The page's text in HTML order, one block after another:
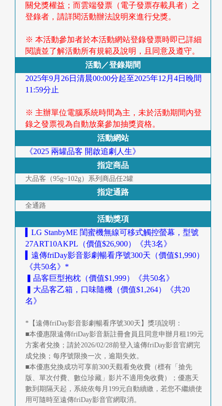
關兌獎權益；而雲端發票（電子發票存載具者）之
登錄者，請詳閱活動辦法說明來進行兌獎。
※ 本活動參加者於本活動網站登錄發票時即已詳細
閱讀並了解活動所有規範及說明，且同意及遵守。
活動／登錄期間
2025年9月26日清晨00:00分起至2025年12月4日晚間
11:59分止
※ 主辦單位電腦系統時間為主，未於活動期間內登
錄之發票視為自動放棄參加抽獎資格。
活動網站
《2025 兩罐品客 開啟追劇人生》
指定商品
大品客（95g~102g）系列商品任2罐
指定通路
全通路
活動獎項
▍LG StanbyME 閨蜜機無線可移式觸控螢幕，型號
27ART10AKPL（價值$26,900）《共3名》
▍遠傳friDay影音影劇暢看序號300天（價值$1,990）
《共50名》*
▍品客巨型抱枕（價值$1,999）《共50名》
▍大品客乙箱，口味隨機（價值$1,264）《共20
名》
*【遠傳friDay影音影劇暢看序號300天】獎項說明：
■本優惠限遠傳friDay影音新註冊會員且同意申辦月租199元
方案者兌換；請於2026/02/28前登入遠傳friDay影音官網完
成兌換；每序號限換一次，逾期失效。
■本優惠兌換成功可享前300天觀看免收費（標有「搶先
版、單次付費、數位珍藏」影片不適用免收費）；優惠天
數到期隔天起，系統依每月199元自動續繳，若您不繼續使
用可隨時至遠傳friDay影音官網取消。